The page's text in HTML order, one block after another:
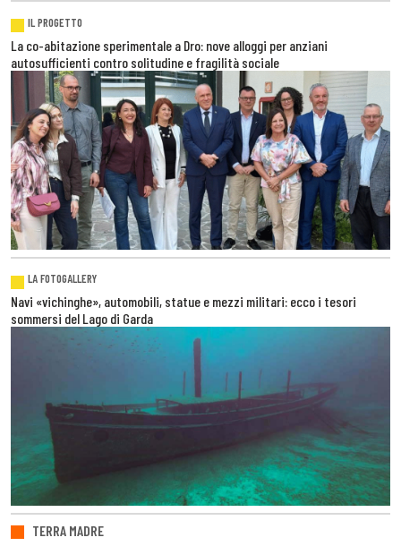
IL PROGETTO
La co-abitazione sperimentale a Dro: nove alloggi per anziani
autosufficienti contro solitudine e fragilità sociale
LA FOTOGALLERY
Navi «vichinghe», automobili, statue e mezzi militari: ecco i tesori
sommersi del Lago di Garda
TERRA MADRE